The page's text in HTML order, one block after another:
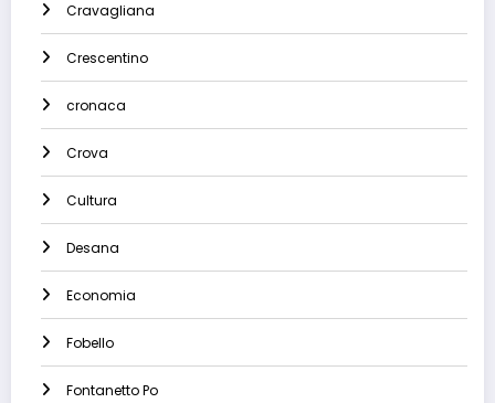
Cravagliana
Crescentino
cronaca
Crova
Cultura
Desana
Economia
Fobello
Fontanetto Po